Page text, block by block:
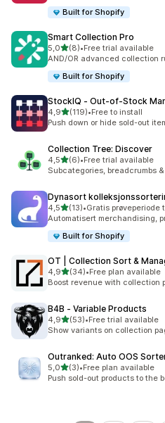
Built for Shopify
Smart Collection Pro
5,0av 5 stjerner
(8)
Totalt 8 omtaler
•Free trial available
AND/OR advanced collection
Built for Shopify
StockIQ ‑ Out‑of‑Stock
4,9av 5 stjerner
(119)
Totalt 119 omtaler
•Free to install
Push down or hide sold-out
Collection Tree: Discover
4,5av 5 stjerner
(6)
Totalt 6 omtaler
•Free trial available
Subcategories, breadcrumbs
Dynasort
4,5av 5 stjerner
(13)
Totalt 13 omtaler
•Gratis prøveperiode
Automatisert merchandising,
Built for Shopify
OT | Collection Sort &
4,9av 5 stjerner
(34)
Totalt 34 omtaler
•Free plan available
Boost revenue with collection
B4B ‑ Variable Products
4,9av 5 stjerner
(53)
Totalt 53 omtaler
•Free trial available
Show variants on collection
Outranked: Auto OOS
5,0av 5 stjerner
(3)
Totalt 3 omtaler
•Free plan available
Push sold-out products to the